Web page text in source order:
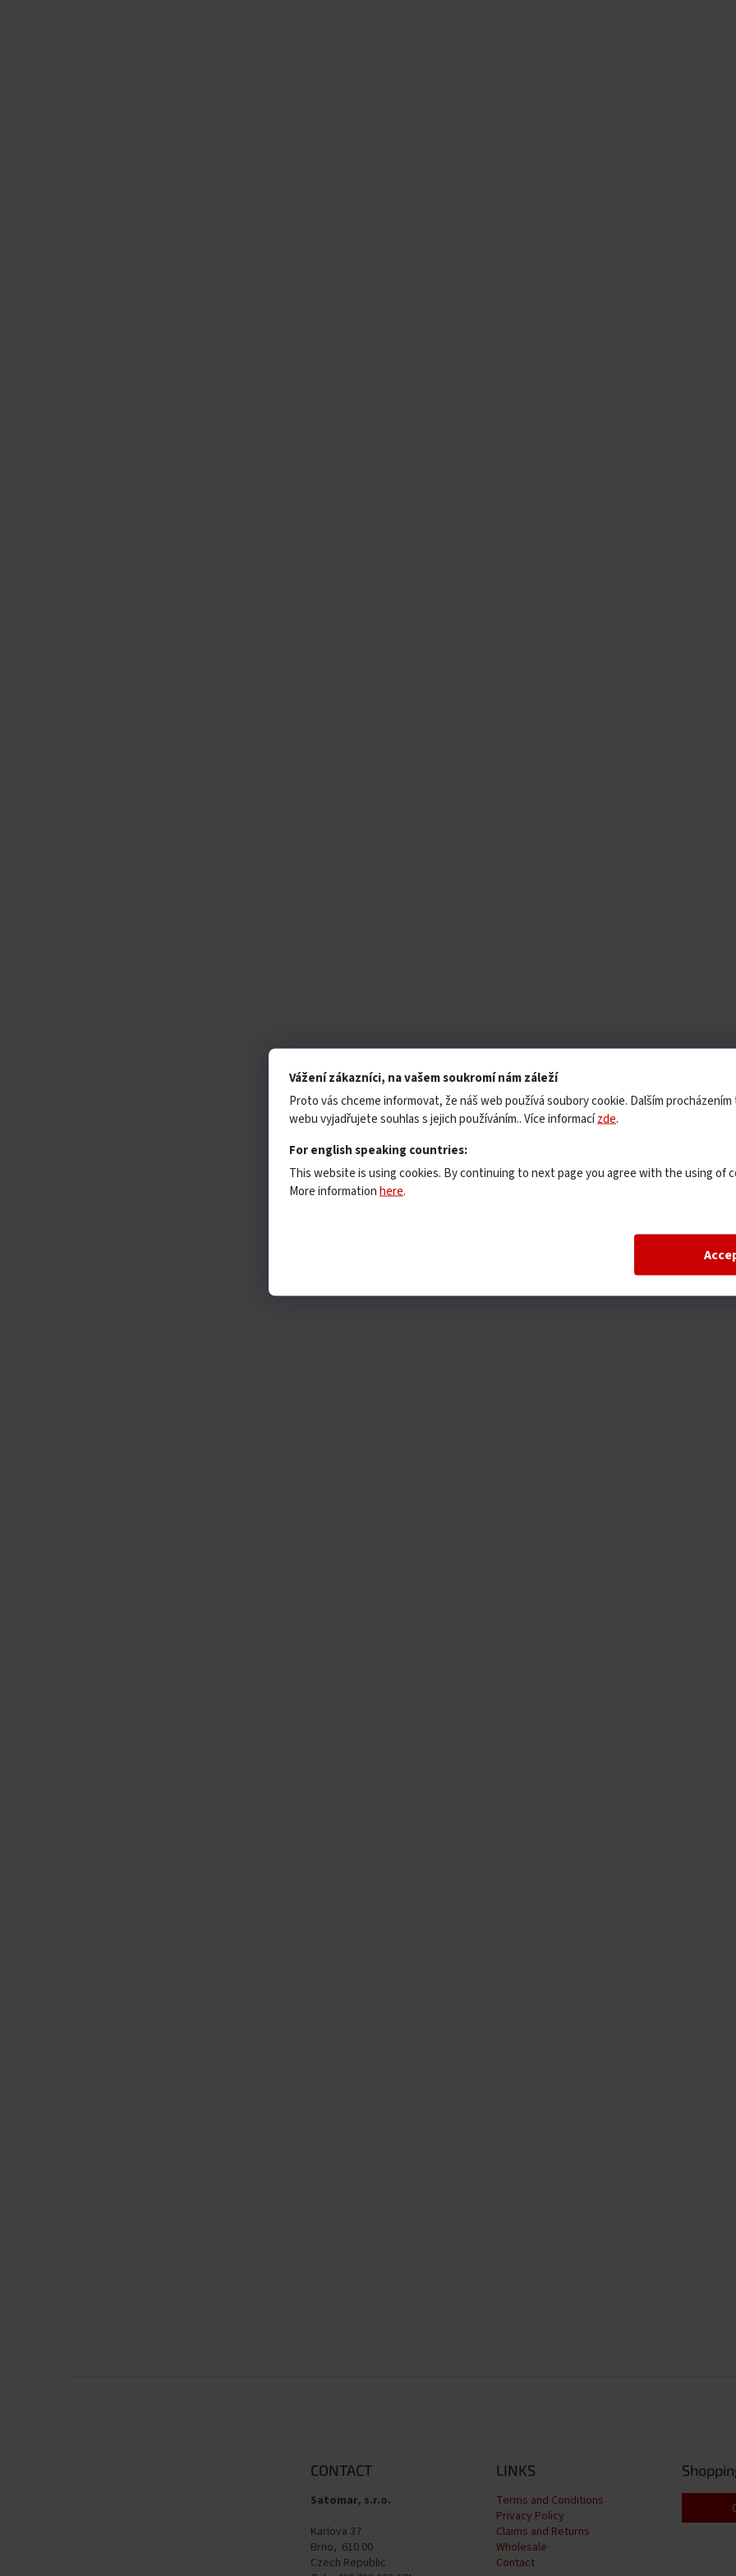
Vážení zákazníci, na vašem soukromí nám záleží
Proto vás chceme informovat, že náš web používá soubory cookie. Dalším
webu vyjadřujete souhlas s jejich používáním.. Více informacízde.
For english speaking countries:
This website is using cookies. By continuing to next page you agree with the using of
More informationhere.
CONTACT
Satomar, s.r.o.
Karlova 37
Brno, 610 00
Czech Republic
LINKS
Terms and Conditions
Privacy Policy
Claims and Returns
Wholesale
Contact